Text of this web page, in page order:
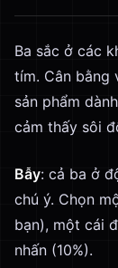
Ba sắc ở các
tím. Cân bằng
sản phẩm
cảm thấy sôi
Bẫy: cả ba ở
chú ý. Chọn
bạn), một cái
nhấn (10%).